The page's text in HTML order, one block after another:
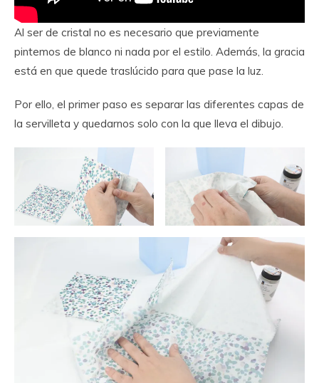
Al ser de cristal no es necesario que previamente
pintemos de blanco ni nada por el estilo. Además, la gracia
está en que quede traslúcido para que pase la luz.
Por ello, el primer paso es separar las diferentes capas de
la servilleta y quedarnos solo con la que lleva el dibujo.